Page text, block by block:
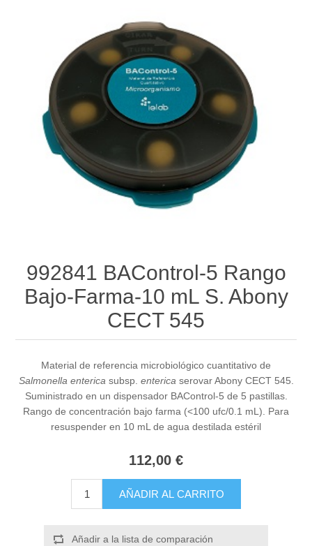
992841 BAControl-5 Rango
Bajo-Farma-10 mL S. Abony
CECT 545
Material de referencia microbiológico cuantitativo de
Salmonella enterica subsp. enterica serovar Abony CECT 545.
Suministrado en un dispensador BAControl-5 de 5 pastillas.
Rango de concentración bajo farma (<100 ufc/0.1 mL). Para
resuspender en 10 mL de agua destilada estéril
112,00 €
AÑADIR AL CARRITO
Añadir a la lista de comparación